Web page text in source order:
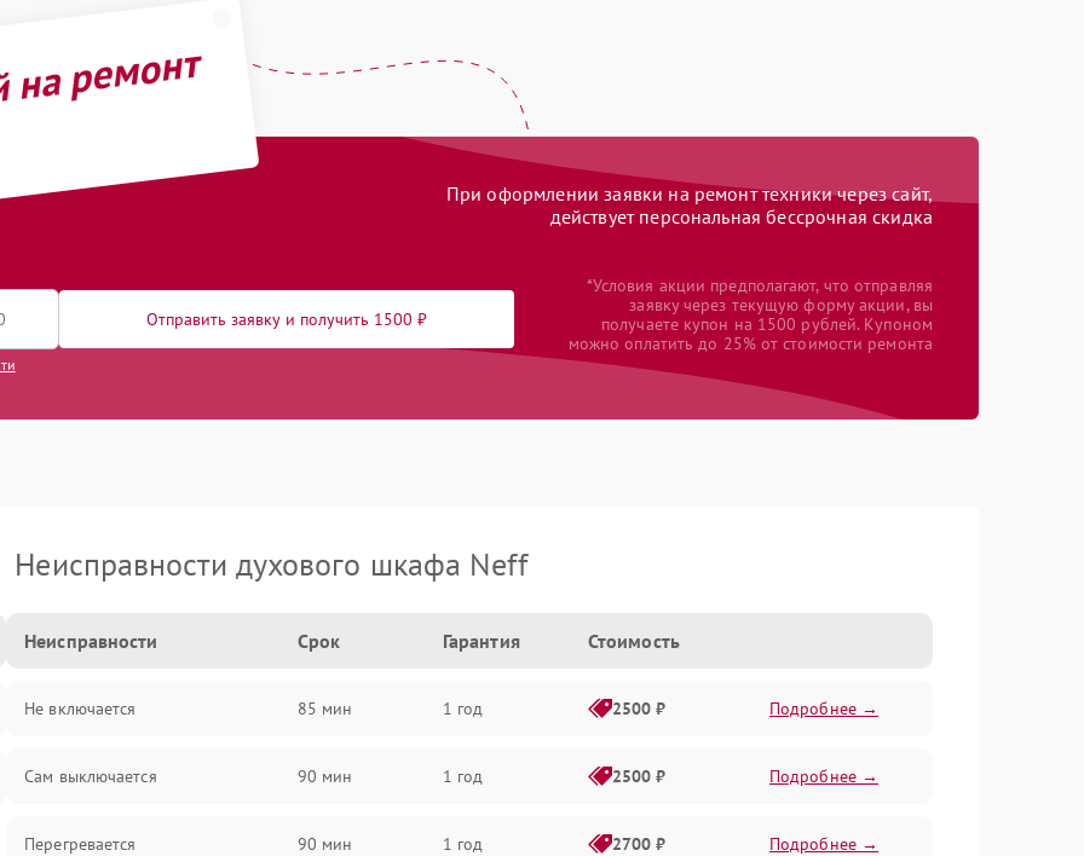
ремонт
При оформлении заявки на ремонт техники через сайт,
действует персональная бессрочная скидка
Отправить заявку и получить 1500 ₽
*Условия акции предполагают, что отправляя
заявку через текущую форму акции, вы
получаете купон на 1500 рублей. Купоном
можно оплатить до 25% от стоимости ремонта
Неисправности духового шкафа Neff
Неисправности Срок Гарантия Стоимость
Не включается 85 мин 1 год 2500 ₽ Подробнее →
Сам выключается 90 мин 1 год 2500 ₽ Подробнее →
Перегревается 90 мин 1 год 2700 ₽ Подробнее →